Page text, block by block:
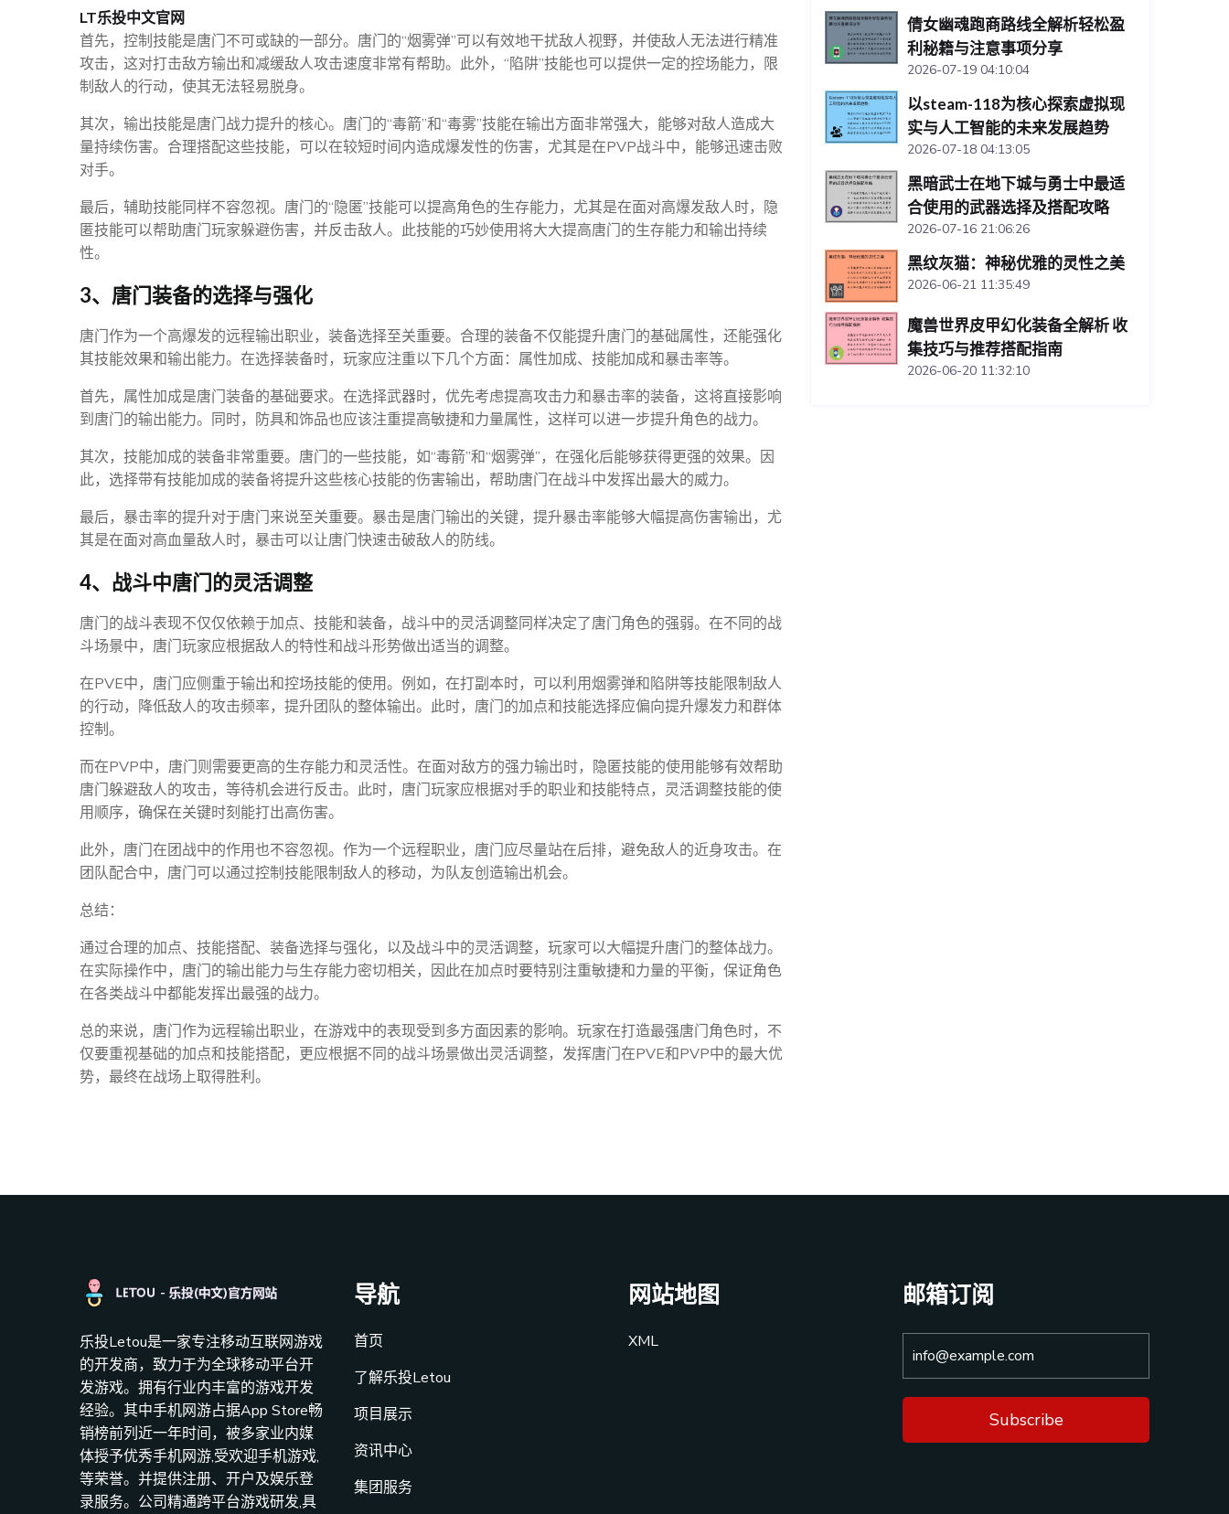
LT乐投中文官网
首先，控制技能是唐门不可或缺的一部分。唐门的“烟雾弹”可以有效地干扰敌人视野，并使敌人无法进行精准
攻击，这对打击敌方输出和减缓敌人攻击速度非常有帮助。此外，“陷阱”技能也可以提供一定的控场能力，限
制敌人的行动，使其无法轻易脱身。
其次，输出技能是唐门战力提升的核心。唐门的“毒箭”和“毒雾”技能在输出方面非常强大，能够对敌人造成大
量持续伤害。合理搭配这些技能，可以在较短时间内造成爆发性的伤害，尤其是在PVP战斗中，能够迅速击败
对手。
最后，辅助技能同样不容忽视。唐门的“隐匿”技能可以提高角色的生存能力，尤其是在面对高爆发敌人时，隐
匿技能可以帮助唐门玩家躲避伤害，并反击敌人。此技能的巧妙使用将大大提高唐门的生存能力和输出持续
性。
3、唐门装备的选择与强化
唐门作为一个高爆发的远程输出职业，装备选择至关重要。合理的装备不仅能提升唐门的基础属性，还能强化
其技能效果和输出能力。在选择装备时，玩家应注重以下几个方面：属性加成、技能加成和暴击率等。
首先，属性加成是唐门装备的基础要求。在选择武器时，优先考虑提高攻击力和暴击率的装备，这将直接影响
到唐门的输出能力。同时，防具和饰品也应该注重提高敏捷和力量属性，这样可以进一步提升角色的战力。
其次，技能加成的装备非常重要。唐门的一些技能，如“毒箭”和“烟雾弹”，在强化后能够获得更强的效果。因
此，选择带有技能加成的装备将提升这些核心技能的伤害输出，帮助唐门在战斗中发挥出最大的威力。
最后，暴击率的提升对于唐门来说至关重要。暴击是唐门输出的关键，提升暴击率能够大幅提高伤害输出，尤
其是在面对高血量敌人时，暴击可以让唐门快速击破敌人的防线。
4、战斗中唐门的灵活调整
唐门的战斗表现不仅仅依赖于加点、技能和装备，战斗中的灵活调整同样决定了唐门角色的强弱。在不同的战
斗场景中，唐门玩家应根据敌人的特性和战斗形势做出适当的调整。
在PVE中，唐门应侧重于输出和控场技能的使用。例如，在打副本时，可以利用烟雾弹和陷阱等技能限制敌人
的行动，降低敌人的攻击频率，提升团队的整体输出。此时，唐门的加点和技能选择应偏向提升爆发力和群体
控制。
而在PVP中，唐门则需要更高的生存能力和灵活性。在面对敌方的强力输出时，隐匿技能的使用能够有效帮助
唐门躲避敌人的攻击，等待机会进行反击。此时，唐门玩家应根据对手的职业和技能特点，灵活调整技能的使
用顺序，确保在关键时刻能打出高伤害。
此外，唐门在团战中的作用也不容忽视。作为一个远程职业，唐门应尽量站在后排，避免敌人的近身攻击。在
团队配合中，唐门可以通过控制技能限制敌人的移动，为队友创造输出机会。
总结：
通过合理的加点、技能搭配、装备选择与强化，以及战斗中的灵活调整，玩家可以大幅提升唐门的整体战力。
在实际操作中，唐门的输出能力与生存能力密切相关，因此在加点时要特别注重敏捷和力量的平衡，保证角色
在各类战斗中都能发挥出最强的战力。
总的来说，唐门作为远程输出职业，在游戏中的表现受到多方面因素的影响。玩家在打造最强唐门角色时，不
仅要重视基础的加点和技能搭配，更应根据不同的战斗场景做出灵活调整，发挥唐门在PVE和PVP中的最大优
势，最终在战场上取得胜利。
倩女幽魂跑商路线全解析轻松盈
利秘籍与注意事项分享
2026-07-19 04:10:04
以steam-118为核心探索虚拟现
实与人工智能的未来发展趋势
2026-07-18 04:13:05
黑暗武士在地下城与勇士中最适
合使用的武器选择及搭配攻略
2026-07-16 21:06:26
黑纹灰猫：神秘优雅的灵性之美
2026-06-21 11:35:49
魔兽世界皮甲幻化装备全解析 收
集技巧与推荐搭配指南
2026-06-20 11:32:10
乐投Letou是一家专注移动互联网游戏
的开发商，致力于为全球移动平台开
发游戏。拥有行业内丰富的游戏开发
经验。其中手机网游占据App Store畅
销榜前列近一年时间，被多家业内媒
体授予优秀手机网游,受欢迎手机游戏,
等荣誉。并提供注册、开户及娱乐登
录服务。公司精通跨平台游戏研发,具
导航
首页
了解乐投Letou
项目展示
资讯中心
集团服务
网站地图
XML
邮箱订阅
Subscribe